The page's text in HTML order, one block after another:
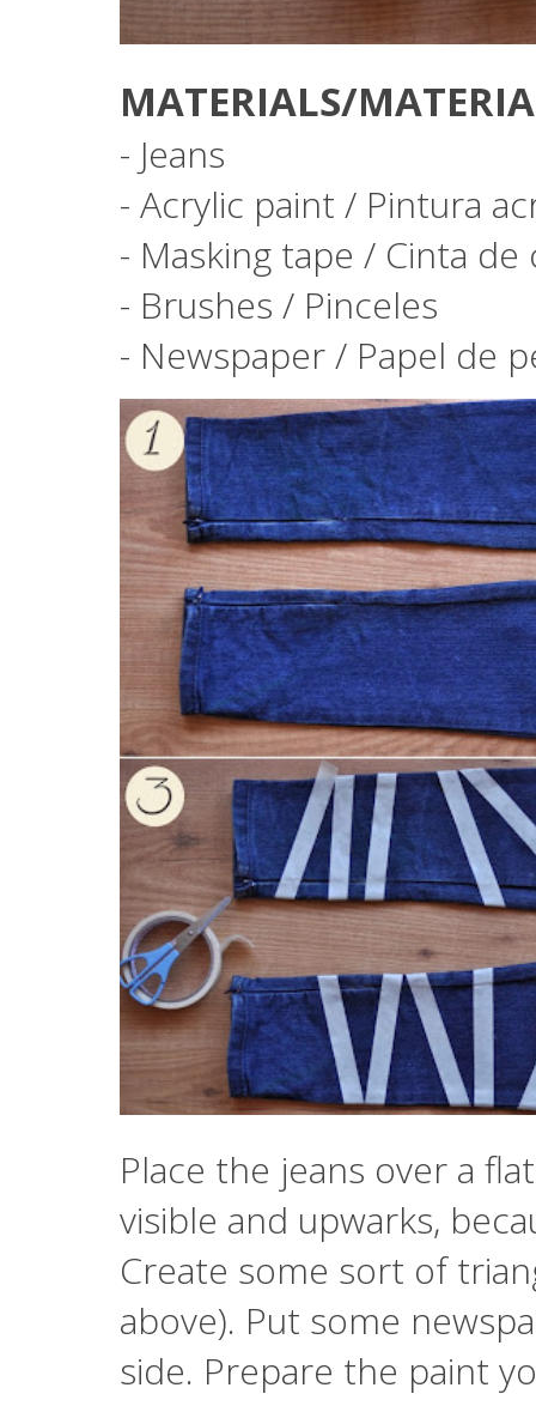
MATERIALS/
- Jeans
- Acrylic paint / Pintura
- Masking tape / Cinta
- Brushes / Pinceles
- Newspaper / Papel de
Place the jeans over a
visible and upwarks,
Create some sort of
above). Put some
side. Prepare the paint